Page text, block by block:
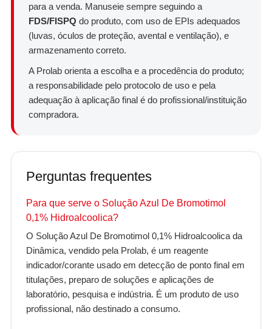
para a venda. Manuseie sempre seguindo a
FDS/FISPQ do produto, com uso de EPIs adequados
(luvas, óculos de proteção, avental e ventilação), e
armazenamento correto.
A Prolab orienta a escolha e a procedência do produto;
a responsabilidade pelo protocolo de uso e pela
adequação à aplicação final é do profissional/instituição
compradora.
Perguntas frequentes
Para que serve o Solução Azul De Bromotimol
0,1% Hidroalcoolica?
O Solução Azul De Bromotimol 0,1% Hidroalcoolica da
Dinâmica, vendido pela Prolab, é um reagente
indicador/corante usado em detecção de ponto final em
titulações, preparo de soluções e aplicações de
laboratório, pesquisa e indústria. É um produto de uso
profissional, não destinado a consumo.